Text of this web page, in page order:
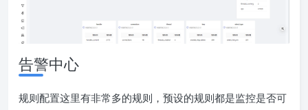
告警中心
规则配置这里有非常多的规则，预设的规则都是监控是否可